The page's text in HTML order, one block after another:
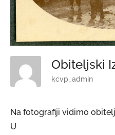
Obiteljski
kcvp_admin
Na fotografiji vidimo
U